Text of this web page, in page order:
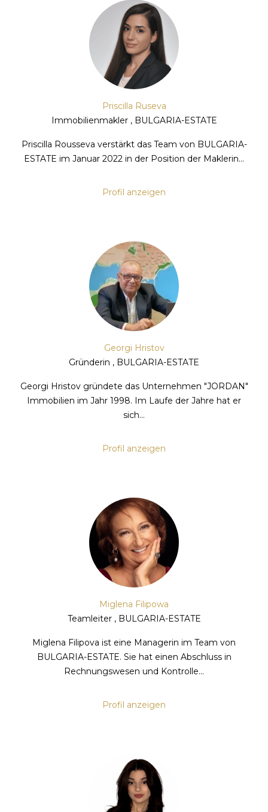
Priscilla Ruseva
Immobilienmakler , BULGARIA-ESTATE
Priscilla Rousseva verstärkt das Team von BULGARIA-
ESTATE im Januar 2022 in der Position der Maklerin...
Profil anzeigen
Georgi Hristov
Gründerin , BULGARIA-ESTATE
Georgi Hristov gründete das Unternehmen "JORDAN"
Immobilien im Jahr 1998. Im Laufe der Jahre hat er
sich...
Profil anzeigen
Miglena Filipowa
Teamleiter , BULGARIA-ESTATE
Miglena Filipova ist eine Managerin im Team von
BULGARIA-ESTATE. Sie hat einen Abschluss in
Rechnungswesen und Kontrolle...
Profil anzeigen